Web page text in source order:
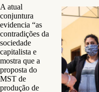
A atual
conjuntura
evidencia “as
contradições da
sociedade
capitalista e
mostra que a
proposta do
MST de
produção de